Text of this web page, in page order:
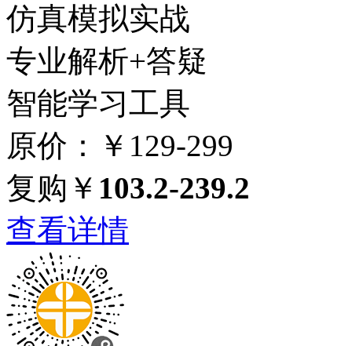
仿真模拟实战
专业解析+答疑
智能学习工具
原价：￥129-299
复购￥ 103.2-239.2
查看详情